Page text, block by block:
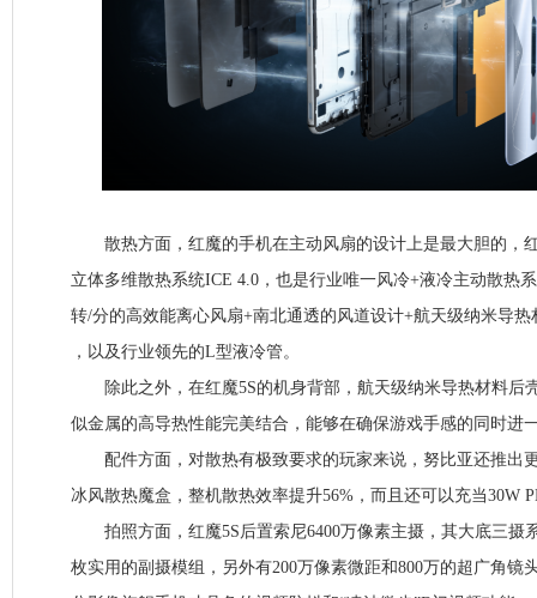
散热方面，红魔的手机在主动风扇的设计上是最大胆的，
立体多维散热系统ICE 4.0，也是行业唯一风冷+液冷主动散热
转/分的高效能离心风扇+南北通透的风道设计+航天级纳米导热
，以及行业领先的L型液冷管。
除此之外，在红魔5S的机身背部，航天级纳米导热材料后
似金属的高导热性能完美结合，能够在确保游戏手感的同时进
配件方面，对散热有极致要求的玩家来说，努比亚还推出
冰风散热魔盒，整机散热效率提升56%，而且还可以充当30W
拍照方面，红魔5S后置索尼6400万像素主摄，其大底三摄
枚实用的副摄模组，另外有200万像素微距和800万的超广角镜